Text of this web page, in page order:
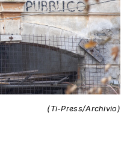
(Ti-Press/Archivio)